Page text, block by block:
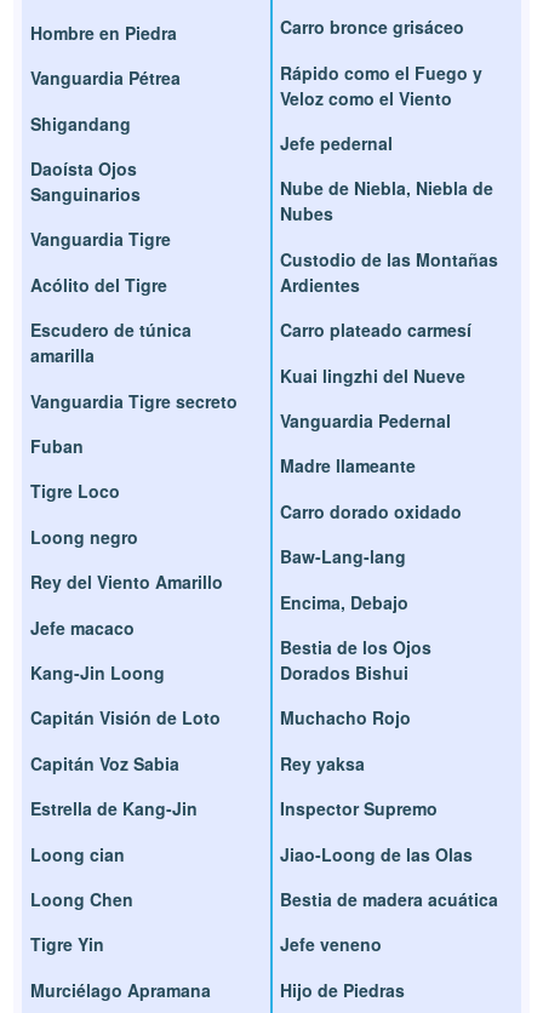
Hombre en Piedra
Vanguardia Pétrea
Shigandang
Daoísta Ojos
Sanguinarios
Vanguardia Tigre
Acólito del Tigre
Escudero de túnica
amarilla
Vanguardia Tigre secreto
Fuban
Tigre Loco
Loong negro
Rey del Viento Amarillo
Jefe macaco
Kang-Jin Loong
Capitán Visión de Loto
Capitán Voz Sabia
Estrella de Kang-Jin
Loong cian
Loong Chen
Tigre Yin
Murciélago Apramana
Carro bronce grisáceo
Rápido como el Fuego y
Veloz como el Viento
Jefe pedernal
Nube de Niebla, Niebla de
Nubes
Custodio de las Montañas
Ardientes
Carro plateado carmesí
Kuai lingzhi del Nueve
Vanguardia Pedernal
Madre llameante
Carro dorado oxidado
Baw-Lang-lang
Encima, Debajo
Bestia de los Ojos
Dorados Bishui
Muchacho Rojo
Rey yaksa
Inspector Supremo
Jiao-Loong de las Olas
Bestia de madera acuática
Jefe veneno
Hijo de Piedras